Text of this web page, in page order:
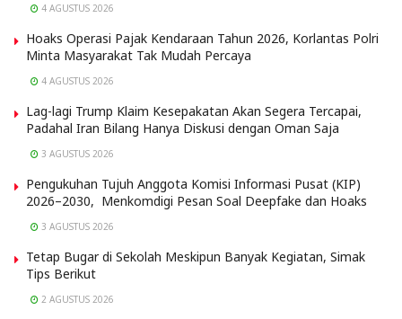
4 AGUSTUS 2026
Hoaks Operasi Pajak Kendaraan Tahun 2026, Korlantas Polri
Minta Masyarakat Tak Mudah Percaya
4 AGUSTUS 2026
Lag-lagi Trump Klaim Kesepakatan Akan Segera Tercapai,
Padahal Iran Bilang Hanya Diskusi dengan Oman Saja
3 AGUSTUS 2026
Pengukuhan Tujuh Anggota Komisi Informasi Pusat (KIP)
2026–2030, Menkomdigi Pesan Soal Deepfake dan Hoaks
3 AGUSTUS 2026
Tetap Bugar di Sekolah Meskipun Banyak Kegiatan, Simak
Tips Berikut
2 AGUSTUS 2026